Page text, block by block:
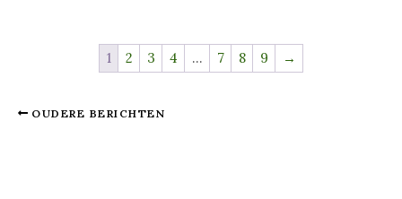
1 2 3 4 … 7 8 9 →
OUDERE BERICHTEN